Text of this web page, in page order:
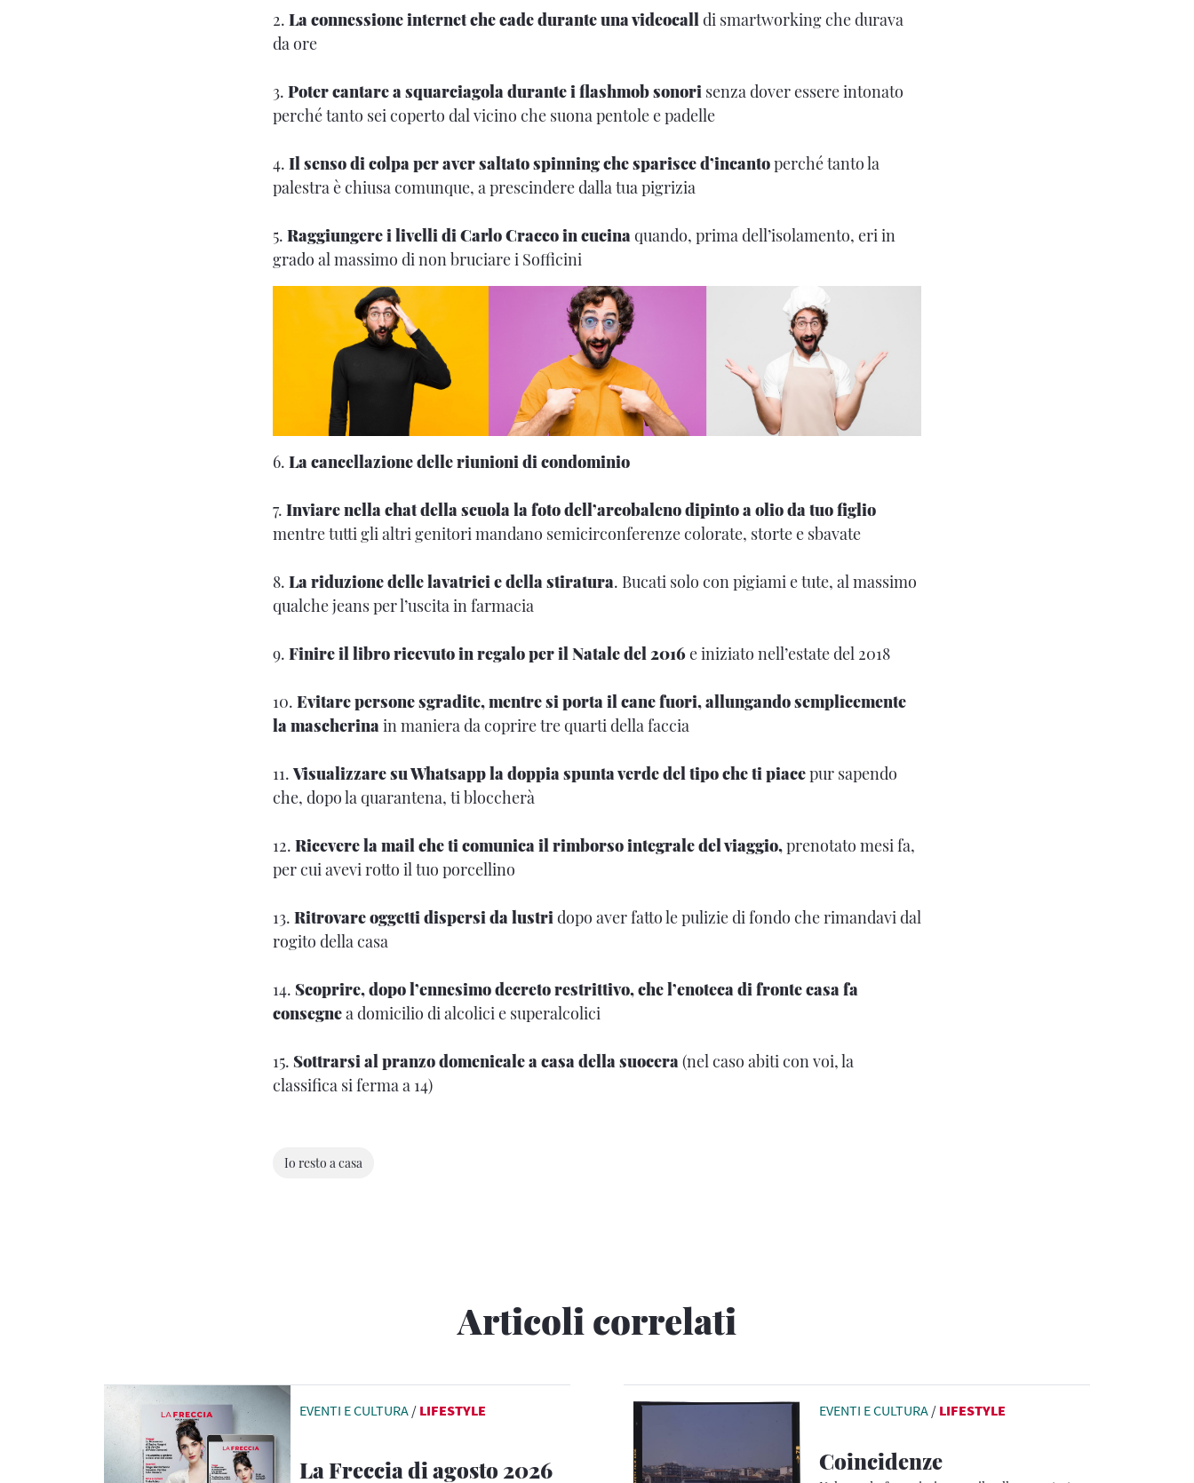
2. La connessione internet che cade durante una videocalldi smartworking che durava
da ore
3. Poter cantare a squarciagola durante i flashmob sonori senza dover essere intonato
perché tanto sei coperto dal vicino che suona pentole e padelle
4. Il senso di colpa per aver saltato spinning che sparisce d’incantoperché tanto la
palestra è chiusa comunque, a prescindere dalla tua pigrizia
5. Raggiungere i livelli di Carlo Cracco in cucinaquando, prima dell’isolamento, eri in
grado al massimo di non bruciare i Sofficini
6. La cancellazione delle riunioni di condominio
7. Inviare nella chat della scuola la foto dell’arcobaleno dipinto a olio da tuo figlio
mentre tutti gli altri genitori mandano semicirconferenze colorate, storte e sbavate
8. La riduzione delle lavatrici e della stiratura. Bucati solo con pigiami e tute, al massimo
qualche jeans per l’uscita in farmacia
9. Finire il libro ricevuto in regalo per il Natale del 2016e iniziato nell’estate del 2018
10. Evitare persone sgradite, mentre si porta il cane fuori, allungando semplicemente
la mascherinain maniera da coprire tre quarti della faccia
11.Visualizzare su Whatsapp la doppia spunta verde del tipo che ti piacepur sapendo
che, dopo la quarantena, ti bloccherà
12. Ricevere la mail che ti comunica il rimborso integrale del viaggio,prenotato mesi fa,
per cui avevi rotto il tuo porcellino
13. Ritrovare oggetti dispersi da lustridopo aver fatto le pulizie di fondo che rimandavi dal
rogito della casa
14. Scoprire, dopo l’ennesimo decreto restrittivo, che l’enoteca di fronte casa fa
consegnea domicilio di alcolici e superalcolici
15. Sottrarsi al pranzo domenicale a casa della suocera(nel caso abiti con voi, la
classifica si ferma a 14)
Io resto a casa
Articoli correlati
EVENTI E CULTURA / LIFESTYLE
La Freccia di agosto 2026
EVENTI E CULTURA / LIFESTYLE
Coincidenze